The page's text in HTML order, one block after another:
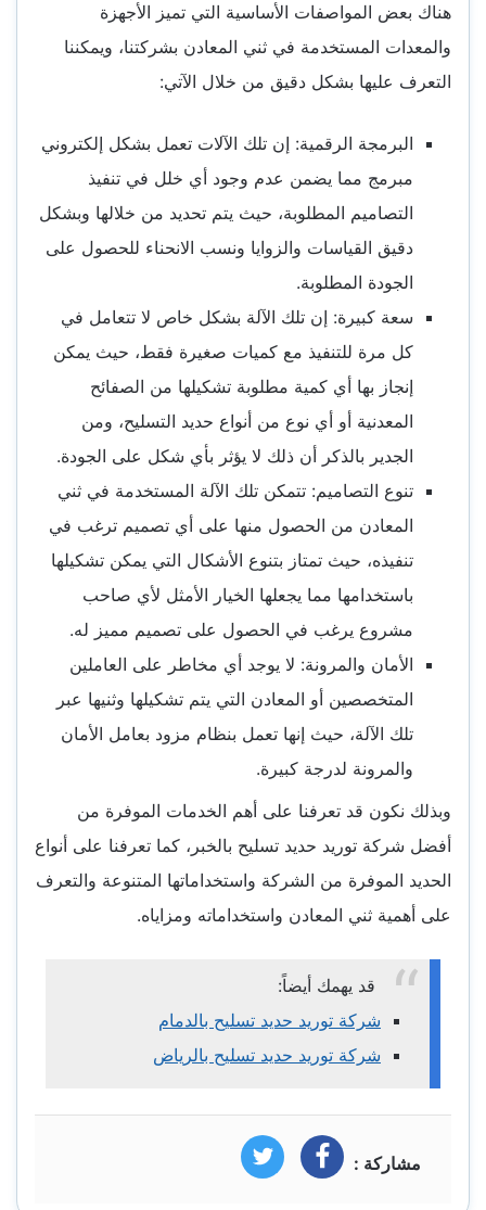
هناك بعض المواصفات الأساسية التي تميز الأجهزة
والمعدات المستخدمة في ثني المعادن بشركتنا، ويمكننا
التعرف عليها بشكل دقيق من خلال الآتي:
البرمجة الرقمية: إن تلك الآلات تعمل بشكل إلكتروني
مبرمج مما يضمن عدم وجود أي خلل في تنفيذ
التصاميم المطلوبة، حيث يتم تحديد من خلالها وبشكل
دقيق القياسات والزوايا ونسب الانحناء للحصول على
الجودة المطلوبة.
سعة كبيرة: إن تلك الآلة بشكل خاص لا تتعامل في
كل مرة للتنفيذ مع كميات صغيرة فقط، حيث يمكن
إنجاز بها أي كمية مطلوبة تشكيلها من الصفائح
المعدنية أو أي نوع من أنواع حديد التسليح، ومن
الجدير بالذكر أن ذلك لا يؤثر بأي شكل على الجودة.
تنوع التصاميم: تتمكن تلك الآلة المستخدمة في ثني
المعادن من الحصول منها على أي تصميم ترغب في
تنفيذه، حيث تمتاز بتنوع الأشكال التي يمكن تشكيلها
باستخدامها مما يجعلها الخيار الأمثل لأي صاحب
مشروع يرغب في الحصول على تصميم مميز له.
الأمان والمرونة: لا يوجد أي مخاطر على العاملين
المتخصصين أو المعادن التي يتم تشكيلها وثنيها عبر
تلك الآلة، حيث إنها تعمل بنظام مزود بعامل الأمان
والمرونة لدرجة كبيرة.
وبذلك نكون قد تعرفنا على أهم الخدمات الموفرة من
أفضل شركة توريد حديد تسليح بالخبر، كما تعرفنا على أنواع
الحديد الموفرة من الشركة واستخداماتها المتنوعة والتعرف
على أهمية ثني المعادن واستخداماته ومزاياه.
قد يهمك أيضاً:
شركة توريد حديد تسليح بالدمام
شركة توريد حديد تسليح بالرياض
مشاركة : فيسبوك تويتر